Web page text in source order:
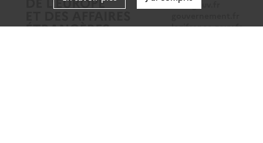
data.gouv.fr
legifrance.gouv.fr